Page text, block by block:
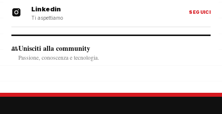
Linkedin
Ti aspettiamo
SEGUICI
👥Unisciti alla community
Passione, conoscenza e tecnologia.